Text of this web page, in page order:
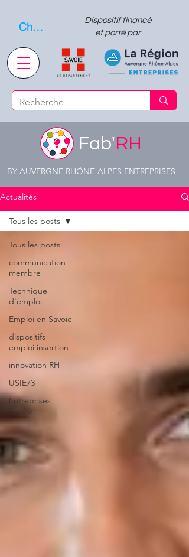
Choisissez quand l'envoyer
Dispositif financé
et porté par
Fab'RH
BY AUVERGNE RHÔNE-ALPES ENTREPRISES
Actualités
Tous les posts
communication
membre
Technique
d'emploi
Emploi en Savoie
dispositifs
emploi insertion
innovation RH
USIE73
Entreprises
Savoie
Tous les posts